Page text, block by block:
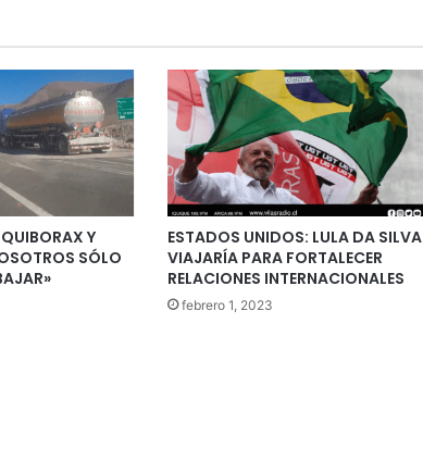
Y
SÓLO
ESTADOS UNIDOS: LULA DA SILVA
VIAJARÍA PARA FORTALECER
RELACIONES INTERNACIONALES
febrero 1, 2023